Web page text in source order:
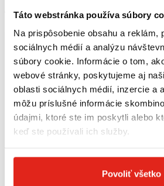
Táto webstránka používa súbory
Na prispôsobenie obsahu a reklám,
sociálnych médií a analýzu
súbory cookie. Informácie o tom,
webové stránky, poskytujeme aj
oblasti sociálnych médií, inzercie a
môžu príslušné informácie
údajmi, ktoré ste im poskytli alebo
keď ste používali ich služby.
Povoliť všetko
MOHLO BY SA VÁM PÁČIŤ